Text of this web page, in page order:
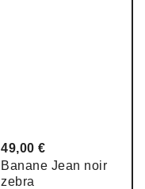
49,00 €
Banane Jean noir
zebra